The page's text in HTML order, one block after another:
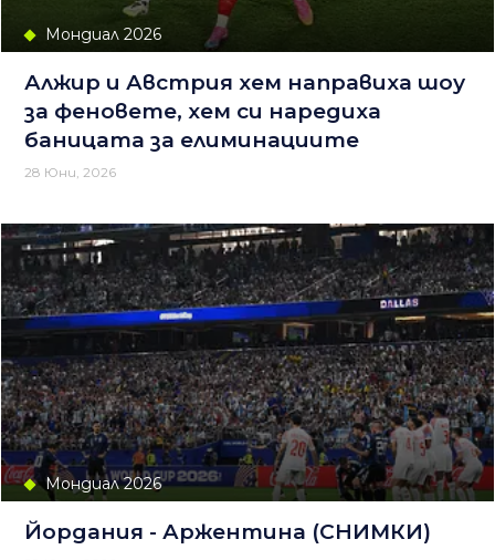
Мондиал 2026
Алжир и Австрия хем направиха шоу
за феновете, хем си наредиха
баницата за елиминациите
28 Юни, 2026
Мондиал 2026
Йордания - Аржентина (СНИМКИ)